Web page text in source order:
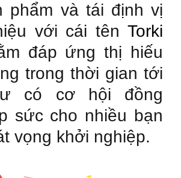
phẩm và tái định vị
với cái tên Torki
đáp ứng thị hiếu
trong thời gian tới
có cơ hội đồng
sức cho nhiều bạn
vọng khởi nghiệp.